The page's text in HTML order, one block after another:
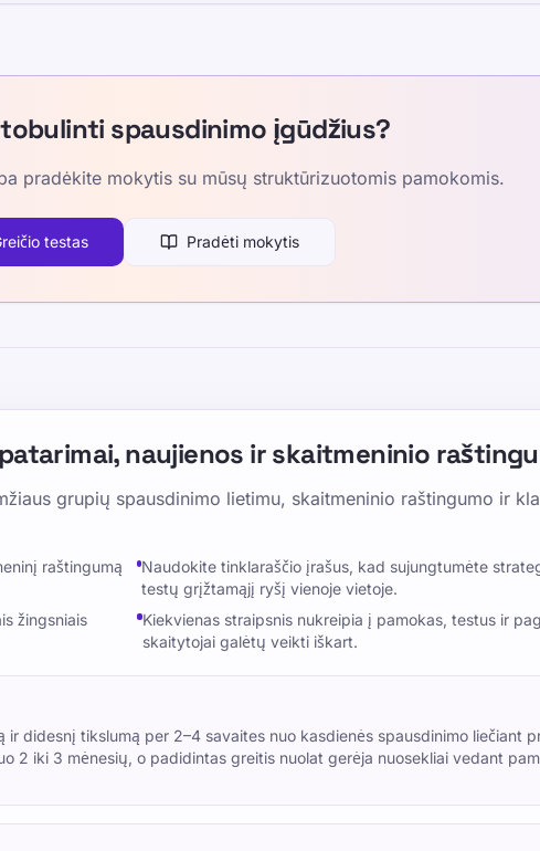
spausdinimo įgūdžius?
pradėkite mokytis su mūsų struktūrizuotomis pamokomis.
testas Pradėti mokytis
naujienos ir skaitmeninio
grupių spausdinimo lietimu, skaitmeninio raštingumo ir
raštingumą
Naudokite tinklaraščio įrašus, kad sujungtumėte
testų grįžtamąjį ryšį vienoje vietoje.
žingsniais
Kiekvienas straipsnis nukreipia į pamokas, testus ir
skaitytojai galėtų veikti iškart.
didesnį tikslumą per 2–4 savaites nuo kasdienės spausdinimo liečiant
2 iki 3 mėnesių, o padidintas greitis nuolat gerėja nuosekliai vedant